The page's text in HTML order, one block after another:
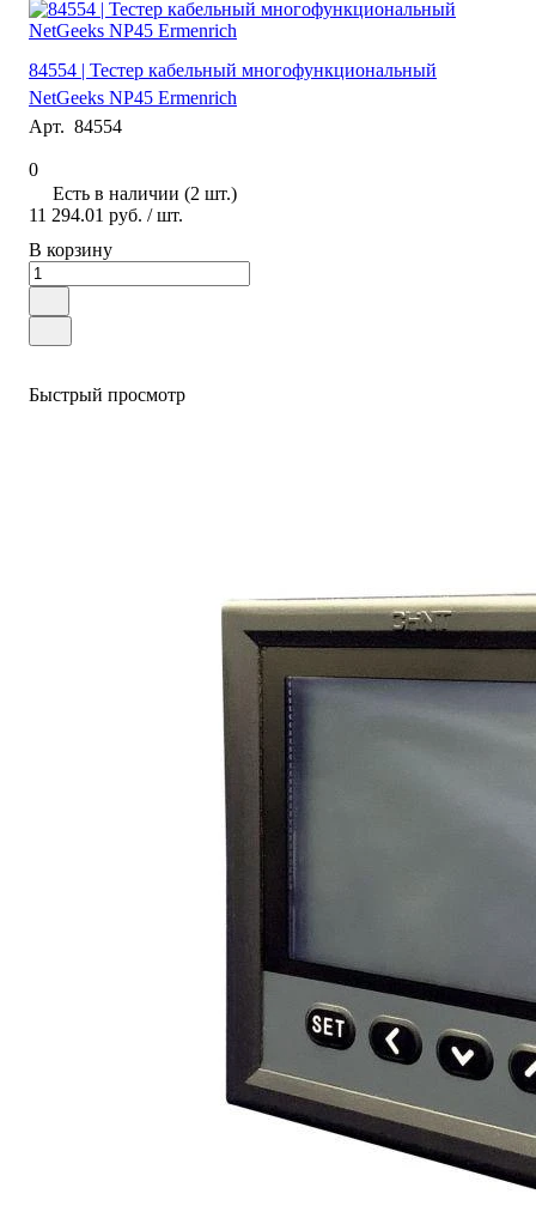
84554 | Тестер кабельный многофункциональный
NetGeeks NP45 Ermenrich
Арт. 84554
0
Есть в наличии (2 шт.)
11 294.01 руб. / шт.
В корзину
Быстрый просмотр